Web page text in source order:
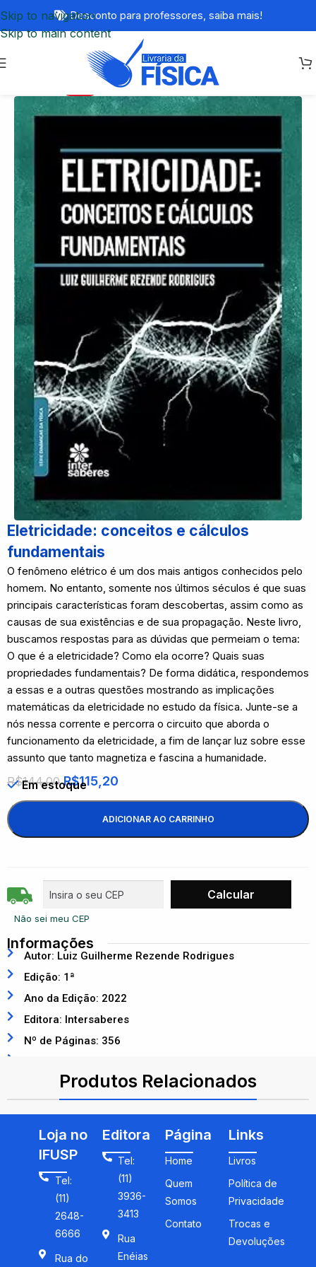
Skip to navigation
Skip to main content
Desconto para professores, saiba mais!
Eletricidade: conceitos e cálculos
fundamentais
O fenômeno elétrico é um dos mais antigos conhecidos pelo
homem. No entanto, somente nos últimos séculos é que suas
principais características foram descobertas, assim como as
causas de sua existências e de sua propagação. Neste livro,
buscamos respostas para as dúvidas que permeiam o tema:
O que é a eletricidade? Como ela ocorre? Quais suas
propriedades fundamentais? De forma didática, respondemos
a essas e a outras questões mostrando as implicações
matemáticas da eletricidade no estudo da física. Junte-se a
nós nessa corrente e percorra o circuito que aborda o
funcionamento da eletricidade, a fim de lançar luz sobre esse
assunto que tanto magnetiza e fascina a humanidade.
R$144,00 R$115,20
Em estoque
ADICIONAR AO CARRINHO
Não sei meu CEP
Informações
Autor: Luiz Guilherme Rezende Rodrigues
Edição: 1ª
Ano da Edição: 2022
Editora: Intersaberes
Nº de Páginas: 356
Produtos Relacionados
Loja no
IFUSP
Tel:
(11)
2648-
6666
Rua do
Editora
Tel:
(11)
3936-
3413
Rua
Enéias
Página
Home
Quem
Somos
Contato
Links
Livros
Política de
Privacidade
Trocas e
Devoluções